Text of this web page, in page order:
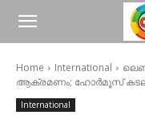
Home International
ആക്രമണം; ഹോര്‍മൂസ്
International